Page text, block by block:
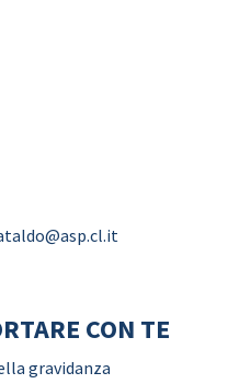
CON TE
gravidanza